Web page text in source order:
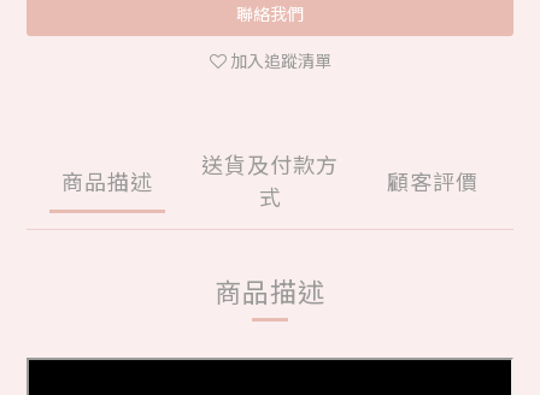
聯絡我們
加入追蹤清單
商品描述
送貨及付款方
式
顧客評價
商品描述